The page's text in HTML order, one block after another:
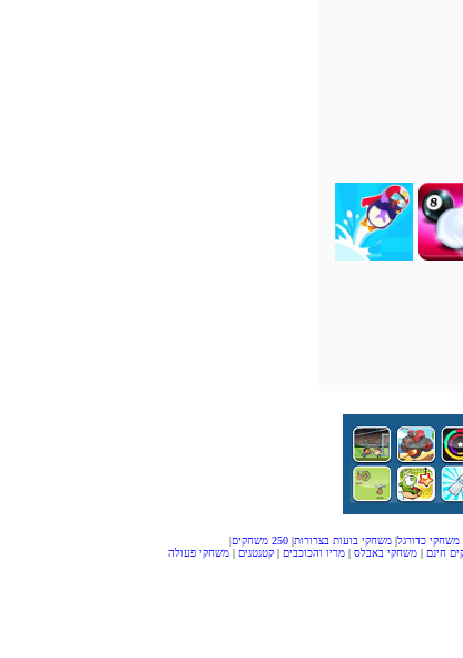
משחקי כדורגל| משחקי בועות בצרורות| 250 משחקים
|
חינם | משחקי באבלס | מריו והכוכבים | קטנטנים | משחקי פעולה